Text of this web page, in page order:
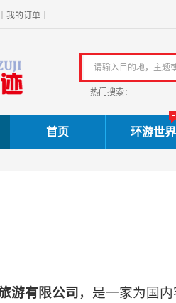
我的订单
热门搜索：
首页 环游世界
游有限公司 ，是一家为国